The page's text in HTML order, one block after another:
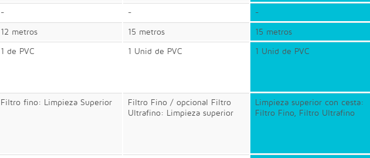
- - -
12 metros 15 metros 15 metros
1 de PVC 1 Unid de PVC 1 Unid de PVC
Filtro fino: Limpieza Superior
Filtro Fino / opcional Filtro
Ultrafino: Limpieza superior
Limpieza superior con cesta:
Filtro Fino, Filtro Ultrafino